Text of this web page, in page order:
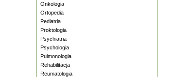
Onkologia
Ortopedia
Pediatria
Proktologia
Psychiatria
Psychologia
Pulmonologia
Rehabilitacja
Reumatologia